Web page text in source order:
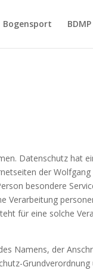
Bogensport BDMP
Datenschutz hat
der
besondere
Verarbeitung
für eine solche
Namens, der